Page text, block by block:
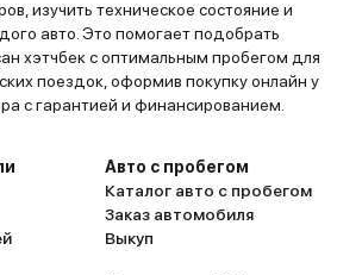
изучить техническое состояние и
авто. Это помогает подобрать
хэтчбек с оптимальным пробегом для
поездок, оформив покупку онлайн у
с гарантией и финансированием.
Авто с пробегом
Каталог авто с пробегом
Заказ автомобиля
Выкуп